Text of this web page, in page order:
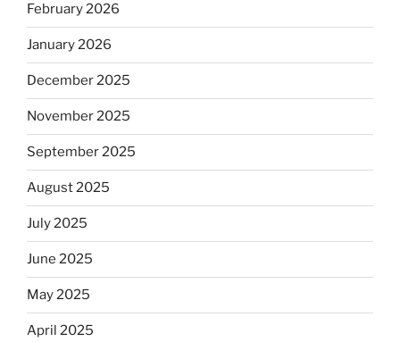
February 2026
January 2026
December 2025
November 2025
September 2025
August 2025
July 2025
June 2025
May 2025
April 2025